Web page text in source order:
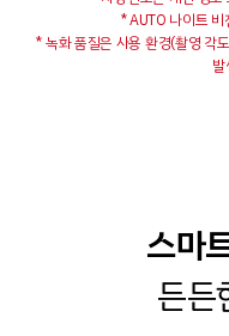
* AUTO 나이트 비
* 녹화 품질은 사용 환경(촬영 각
스마
든든